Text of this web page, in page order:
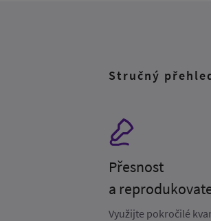
Stručný
Přesnost
a
Využijte pokročilé